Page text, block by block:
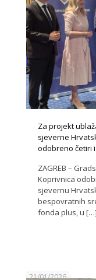
Za projekt
sjeverne
odobreno četiri
ZAGREB –
Koprivnica
sjevernu
bespovratnih
fonda plus, u […]
21/01/2026